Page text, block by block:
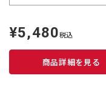
定
価
¥5,480税込
商品詳細を見る